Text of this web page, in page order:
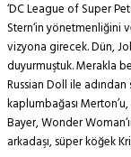
‘DC League of Super
Stern‘in yönetmenliğini
vizyona girecek. Dün,
duyurmuştuk. Merakla
Russian Doll ile adından
kaplumbağası
Bayer, Wonder
arkadaşı, süper köğek